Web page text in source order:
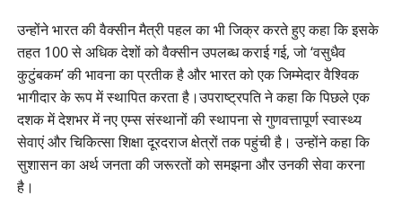
उन्होंने भारत की वैक्सीन मैत्री पहल का भी जिक्र करते हुए कहा कि इसके
तहत 100 से अधिक देशों को वैक्सीन उपलब्ध कराई गई, जो ‘वसुधैव
कुटुंबकम’ की भावना का प्रतीक है और भारत को एक जिम्मेदार वैश्विक
भागीदार के रूप में स्थापित करता है।उपराष्ट्रपति ने कहा कि पिछले एक
दशक में देशभर में नए एम्स संस्थानों की स्थापना से गुणवत्तापूर्ण स्वास्थ्य
सेवाएं और चिकित्सा शिक्षा दूरदराज क्षेत्रों तक पहुंची है। उन्होंने कहा कि
सुशासन का अर्थ जनता की जरूरतों को समझना और उनकी सेवा करना
है।